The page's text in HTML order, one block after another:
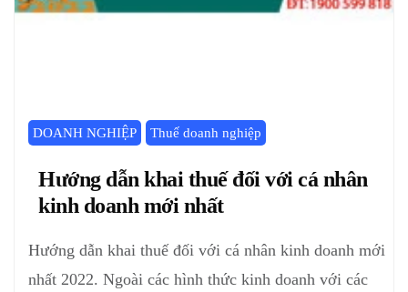
DOANH NGHIỆP Thuế doanh nghiệp
Hướng dẫn khai thuế đối với cá nhân
kinh doanh mới nhất
Hướng dẫn khai thuế đối với cá nhân kinh doanh mới
nhất 2022. Ngoài các hình thức kinh doanh với các